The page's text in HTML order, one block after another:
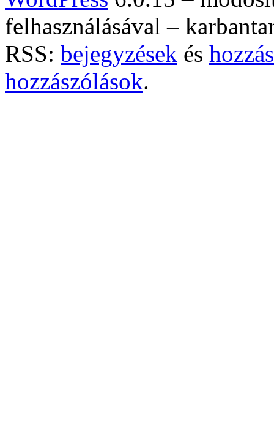
felhasználásával –
RSS: bejegyzések és
hozzászólások.